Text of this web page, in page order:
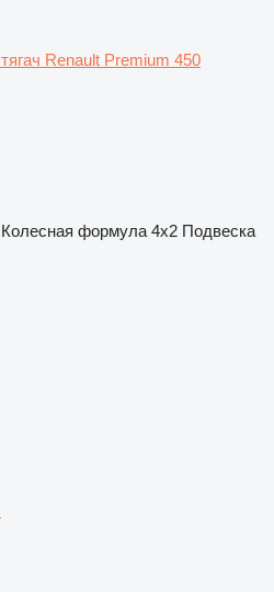
тягач Renault Premium 450
Колесная формула 4x2 Подвеска